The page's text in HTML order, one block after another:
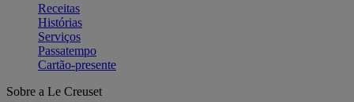
Receitas
Histórias
Serviços
Passatempo
Cartão-presente
Sobre a Le Creuset